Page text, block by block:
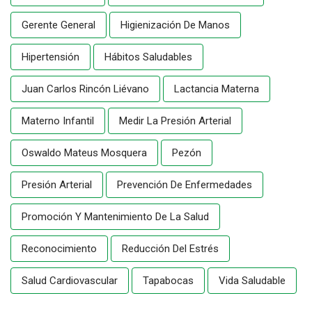
Gerente General Higienización De Manos
Hipertensión Hábitos Saludables
Juan Carlos Rincón Liévano Lactancia Materna
Materno Infantil Medir La Presión Arterial
Oswaldo Mateus Mosquera Pezón
Presión Arterial Prevención De Enfermedades
Promoción Y Mantenimiento De La Salud
Reconocimiento Reducción Del Estrés
Salud Cardiovascular Tapabocas Vida Saludable